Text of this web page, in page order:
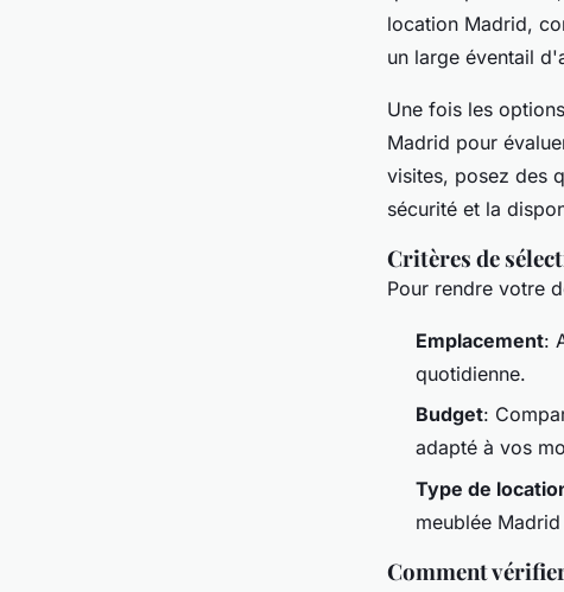
location Madrid,
un large éventail
Une fois les
Madrid pour
visites, posez des
sécurité et la
Critères de
Pour rendre votre
Emplacement:
quotidienne.
Budget:
adapté à vos
Type de
meublée
Comment